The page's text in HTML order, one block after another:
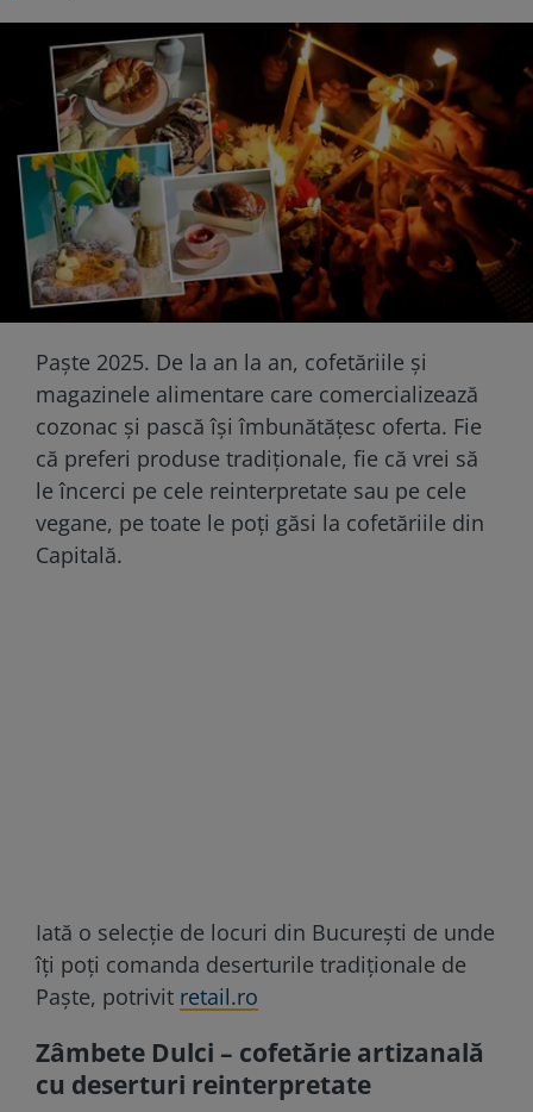
Paște 2025. De la an la an, cofetăriile și
magazinele alimentare care comercializează
cozonac și pască își îmbunătățesc oferta. Fie
că preferi produse tradiționale, fie că vrei să
le încerci pe cele reinterpretate sau pe cele
vegane, pe toate le poți găsi la cofetăriile din
Capitală.
Iată o selecție de locuri din București de unde
îți poți comanda deserturile tradiționale de
Paște, potrivit retail.ro
Zâmbete Dulci – cofetărie artizanală
cu deserturi reinterpretate